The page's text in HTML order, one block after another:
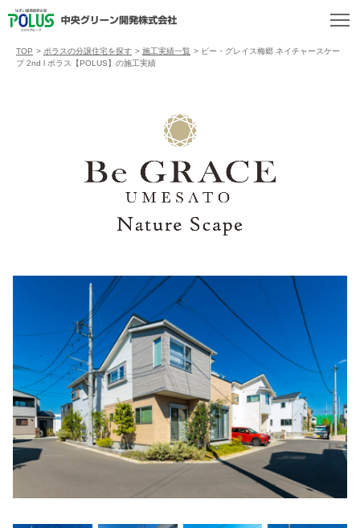
TOP > ポラスの分譲住宅を探す > 施工実績一覧 > ビー・グレイス梅郷 ネイチャースケー
プ 2nd l ポラス【POLUS】の施工実績